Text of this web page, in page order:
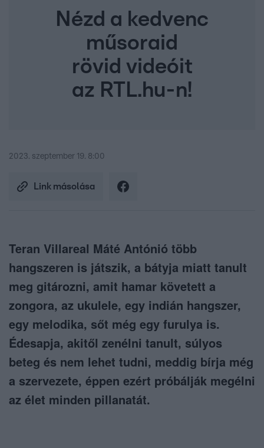
Nézd a kedvenc
műsoraid
rövid videóit
az RTL.hu-n!
2023. szeptember 19. 8:00
Link másolása
Teran Villareal Máté Antónió több
hangszeren is játszik, a bátyja miatt tanult
meg gitározni, amit hamar követett a
zongora, az ukulele, egy indián hangszer,
egy melodika, sőt még egy furulya is.
Édesapja, akitől zenélni tanult, súlyos
beteg és nem lehet tudni, meddig bírja még
a szervezete, éppen ezért próbálják megélni
az élet minden pillanatát.